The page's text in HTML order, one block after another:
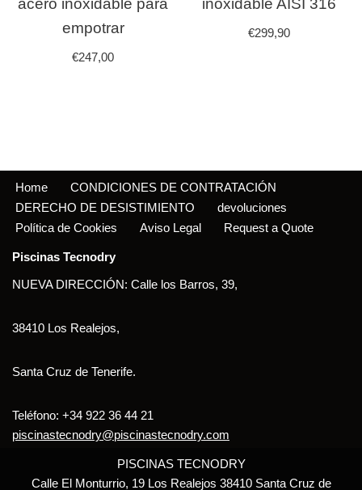
acero inoxidable para
empotrar
€247,00
inoxidable AISI 316
€299,90
Home
CONDICIONES DE CONTRATACIÓN
DERECHO DE DESISTIMIENTO
devoluciones
Política de Cookies
Aviso Legal Request a Quote
Piscinas Tecnodry
NUEVA DIRECCIÓN: Calle los Barros, 39,
38410 Los Realejos,
Santa Cruz de Tenerife.
Teléfono: +34 922 36 44 21
piscinastecnodry@piscinastecnodry.com
PISCINAS TECNODRY
Calle El Monturrio, 19 Los Realejos 38410 Santa Cruz de